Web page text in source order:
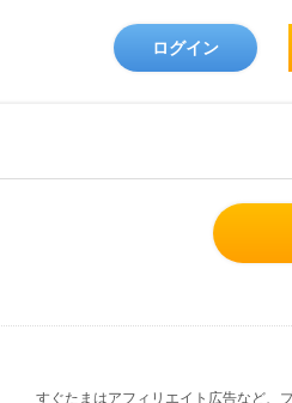
ログイン
すぐたまはアフィリエイト広告など、